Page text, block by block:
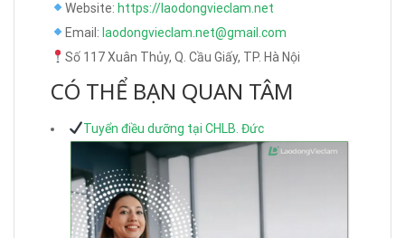
Website: https://laodongvieclam.net
Email: laodongvieclam.net@gmail.com
Số 117 Xuân Thủy, Q. Cầu Giấy, TP. Hà Nội
CÓ THỂ BẠN QUAN TÂM
Tuyển điều dưỡng tại CHLB. Đức